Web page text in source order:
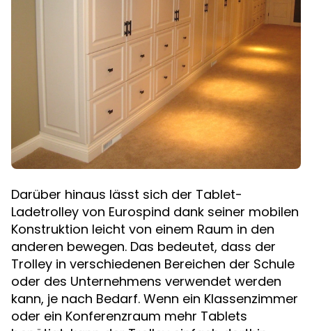
Darüber hinaus lässt sich der Tablet-
Ladetrolley von Eurospind dank seiner mobilen
Konstruktion leicht von einem Raum in den
anderen bewegen. Das bedeutet, dass der
Trolley in verschiedenen Bereichen der Schule
oder des Unternehmens verwendet werden
kann, je nach Bedarf. Wenn ein Klassenzimmer
oder ein Konferenzraum mehr Tablets